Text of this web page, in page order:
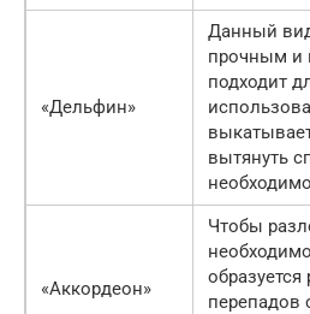
«Дельфин»
Данный
прочным и
подходит
вытянуть
«Аккордеон»
Чтобы
перепадов